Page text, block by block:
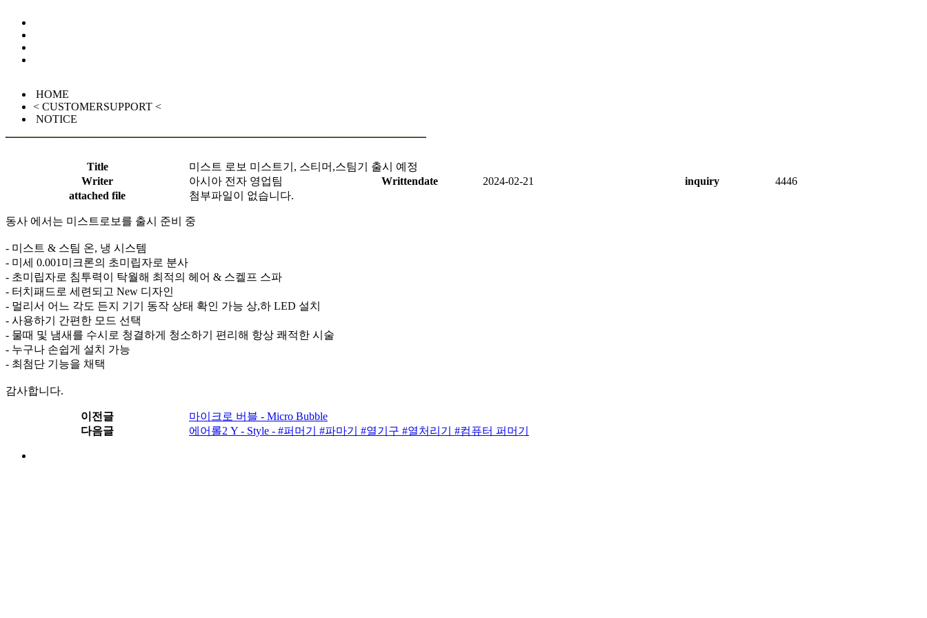
HOME
< CUSTOMERSUPPORT <
NOTICE
Title
미스트 로보 미스트기, 스티머,스팀기 출시 예정
Writer
아시아 전자 영업팀 Writtendate 2024-02-21 inquiry
4446
attached file
첨부파일이 없습니다.
동사 에서는 미스트로보를 출시 준비 중
- 미스트 & 스팀 온, 냉 시스템
- 미세 0.001미크론의 초미립자로 분사
- 초미립자로 침투력이 탁월해 최적의 헤어 & 스켈프 스파
- 터치패드로 세련되고 New 디자인
- 멀리서 어느 각도 든지 기기 동작 상태 확인 가능 상,하 LED 설치
- 사용하기 간편한 모드 선택
- 물때 및 냄새를 수시로 청결하게 청소하기 편리해 항상 쾌적한 시술
- 누구나 손쉽게 설치 가능
- 최첨단 기능을 채택
감사합니다.
이전글
마이크로 버블 - Micro Bubble
다음글
에어롤2 Y - Style - #퍼머기 #파마기 #열기구 #열처리기 #컴퓨터 퍼머기